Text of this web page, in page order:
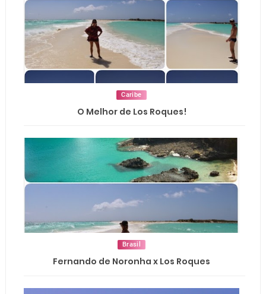
Caribe
O Melhor de Los Roques!
Brasil
Fernando de Noronha x Los Roques